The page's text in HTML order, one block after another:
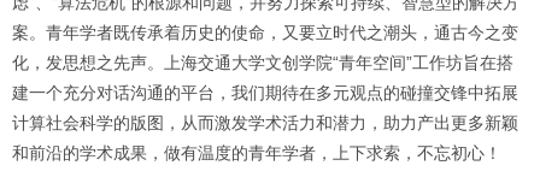
案。青年学者既传承着历史的使命，又要立时代之潮头，通古今之变
化，发思想之先声。上海交通大学文创学院“青年空间”工作坊旨在搭
建一个充分对话沟通的平台，我们期待在多元观点的碰撞交锋中拓展
计算社会科学的版图，从而激发学术活力和潜力，助力产出更多新颖
和前沿的学术成果，做有温度的青年学者，上下求索，不忘初心！